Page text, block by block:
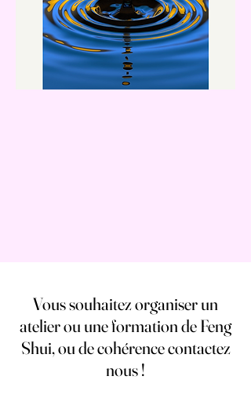
Vous souhaitez organiser un
atelier ou une formation de Feng
Shui, ou de cohérence contactez
nous !